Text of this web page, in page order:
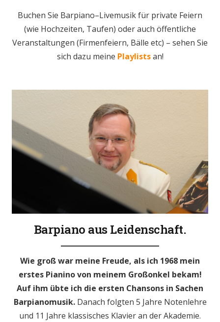
Buchen Sie Barpiano–Livemusik für private Feiern
(wie Hochzeiten, Taufen) oder auch öffentliche
Veranstaltungen (Firmenfeiern, Bälle etc) – sehen Sie
sich dazu meine Playlistsan!
Barpiano aus Leidenschaft.
Wie groß war meine Freude, als ich 1968 mein
erstes Pianino von meinem Großonkel bekam!
Auf ihm übte ich die ersten Chansons in Sachen
Barpianomusik. Danach folgten 5 Jahre Notenlehre
und 11 Jahre klassisches Klavier an der Akademie.